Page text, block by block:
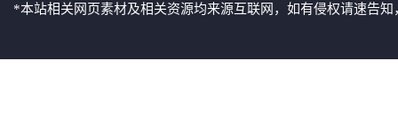
*本站相关网页素材及相关资源均来源互联网，如有侵权请速告